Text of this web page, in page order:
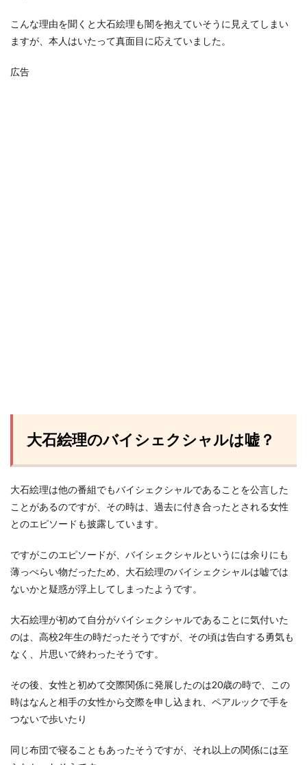
こんな理由を聞くと大石絵理も闇を抱えていそうに見えてしまい
ますが、本人はいたって真面目に応えていました。
広告
大石絵理のバイシェクシャルは嘘？
大石絵理は他の番組でもバイシェクシャルであることを公言した
ことがあるのですが、その時は、過去に付き合ったとされる女性
とのエピソードも披露しています。
ですがこのエピソードが、バイシェクシャルというには余りにも
薄っぺらい物だったため、大石絵理のバイシェクシャルは嘘では
ないかと疑惑が浮上してしまったようです。
大石絵理が初めて自分がバイシェクシャルであることに気付いた
のは、高校2年生の時だったそうですが、その頃は告白する勇気も
なく、片思いで終わったそうです。
その後、女性と初めて交際関係に発展したのは20歳の時で、この
時はなんと相手の女性から交際を申し込まれ、ペアルックで手を
つないで歩いたり
同じ布団で寝ることもあったそうですが、それ以上の関係には至